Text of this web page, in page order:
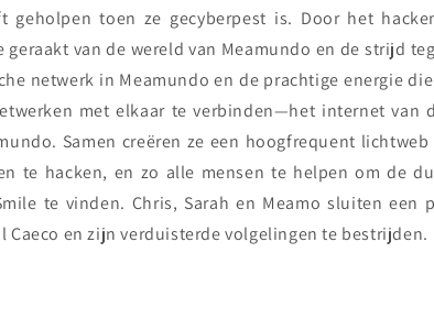
toen ze gecyberpest is. Door het
van de wereld van Meamundo en de strijd
netwerk in Meamundo en de prachtige energie
met elkaar te verbinden—het internet van
Samen creëren ze een hoogfrequent
te hacken, en zo alle mensen te helpen om de
te vinden. Chris, Sarah en Meamo sluiten een
Caeco en zijn verduisterde volgelingen te bestrijden.